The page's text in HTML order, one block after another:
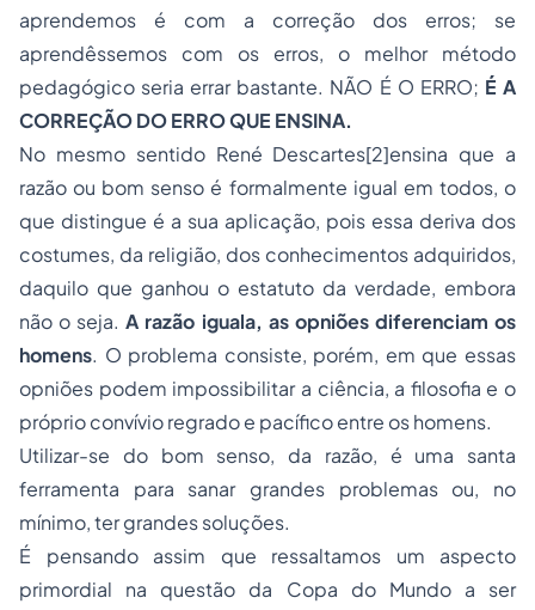
aprendemos é com a correção dos erros; se
aprendêssemos com os erros, o melhor método
pedagógico seria errar bastante. NÃO É O ERRO; É A
CORREÇÃO DO ERRO QUE ENSINA.
No mesmo sentido René Descartes[2]ensina que a
razão ou bom senso é formalmente igual em todos, o
que distingue é a sua aplicação, pois essa deriva dos
costumes, da religião, dos conhecimentos adquiridos,
daquilo que ganhou o estatuto da verdade, embora
não o seja.A razão iguala, as opniões diferenciam os
homens. O problema consiste, porém, em que essas
opniões podem impossibilitar a ciência, a filosofia e o
próprio convívio regrado e pacífico entre os homens.
Utilizar-se do bom senso, da razão, é uma santa
ferramenta para sanar grandes problemas ou, no
mínimo, ter grandes soluções.
É pensando assim que ressaltamos um aspecto
primordial na questão da Copa do Mundo a ser